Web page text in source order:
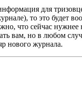
для
то это будет
что сейчас
вам, но в любом
нового журнала.